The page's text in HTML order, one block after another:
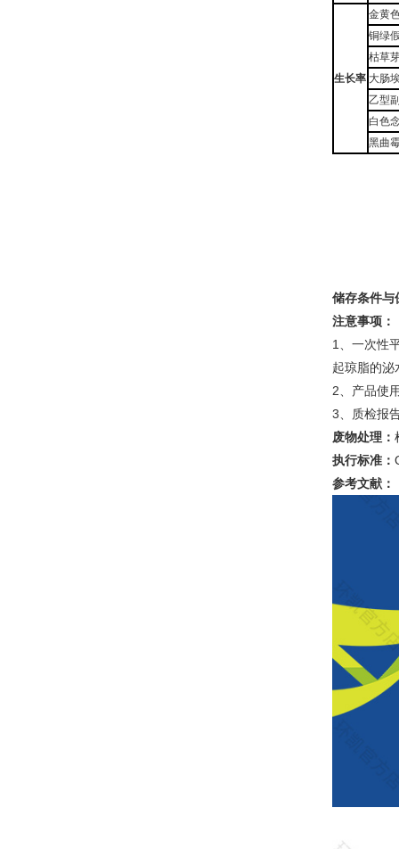
生长率
金黄
铜绿
枯草
大肠
乙型
白色
黑曲
储存条件与
注意事项：
1、一次性
起琼脂的泌
2、产品使
3、质检报
废物处理：
执行标准：
参考文献：